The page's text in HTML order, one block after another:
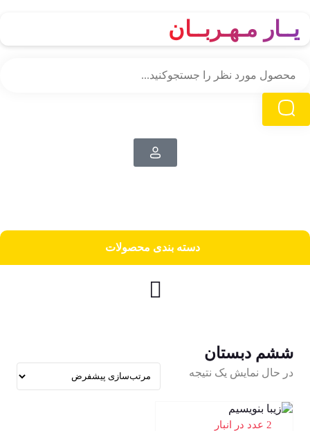
یــار مـهـربــان
دسته‌ بندی محصولات
ششم دبستان
در حال نمایش یک نتیجه
2 عدد در انبار